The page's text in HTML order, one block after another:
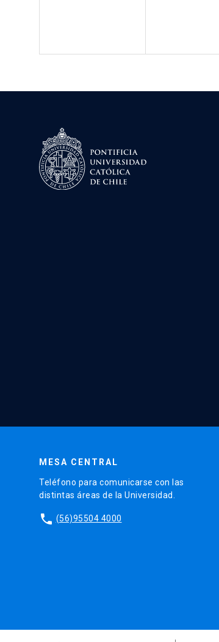
MESA CENTRAL
Teléfono para comunicarse con las
distintas áreas de la Universidad.
phone (56)95504 4000